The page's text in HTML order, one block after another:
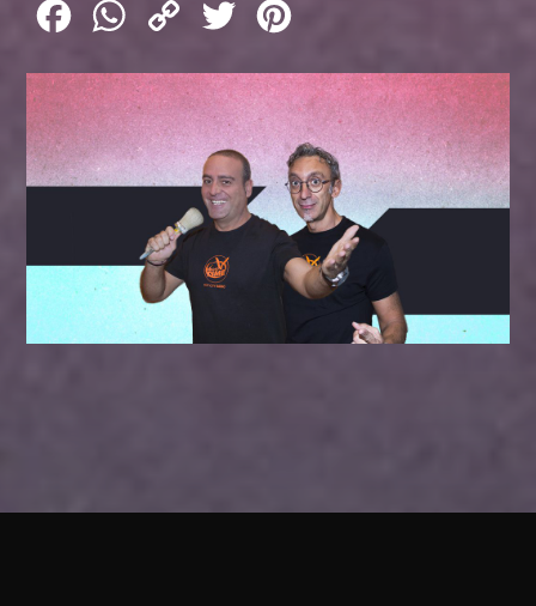
FacebookWhatsApp
Copy
Twitter